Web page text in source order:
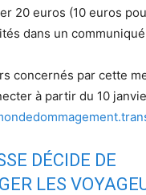
20 euros (10 euros
dans un
concernés par cette
à partir du 10
DÉCIDE DE
LES